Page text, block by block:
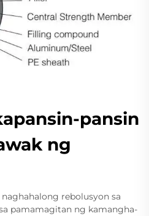
pansin
ng
rebolusyon sa
pamamagitan ng kamangha-